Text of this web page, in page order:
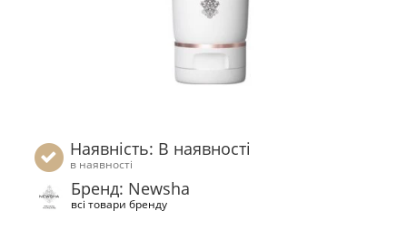
Наявність: В наявності
в наявності
Бренд: Newsha
всі товари бренду